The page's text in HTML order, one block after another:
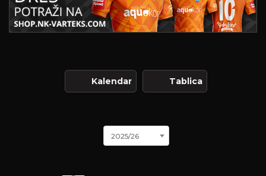
Kalendar Tablica
2025/26